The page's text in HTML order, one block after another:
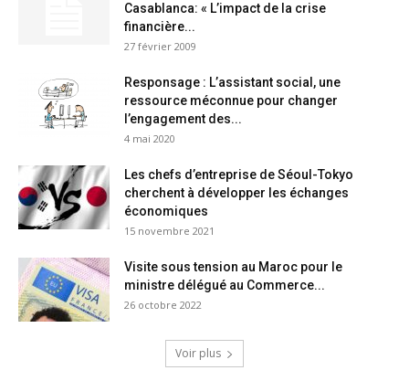
Casablanca: « L’impact de la crise
financière...
27 février 2009
Responsage : L’assistant social, une
ressource méconnue pour changer
l’engagement des...
4 mai 2020
Les chefs d’entreprise de Séoul-Tokyo
cherchent à développer les échanges
économiques
15 novembre 2021
Visite sous tension au Maroc pour le
ministre délégué au Commerce...
26 octobre 2022
Voir plus